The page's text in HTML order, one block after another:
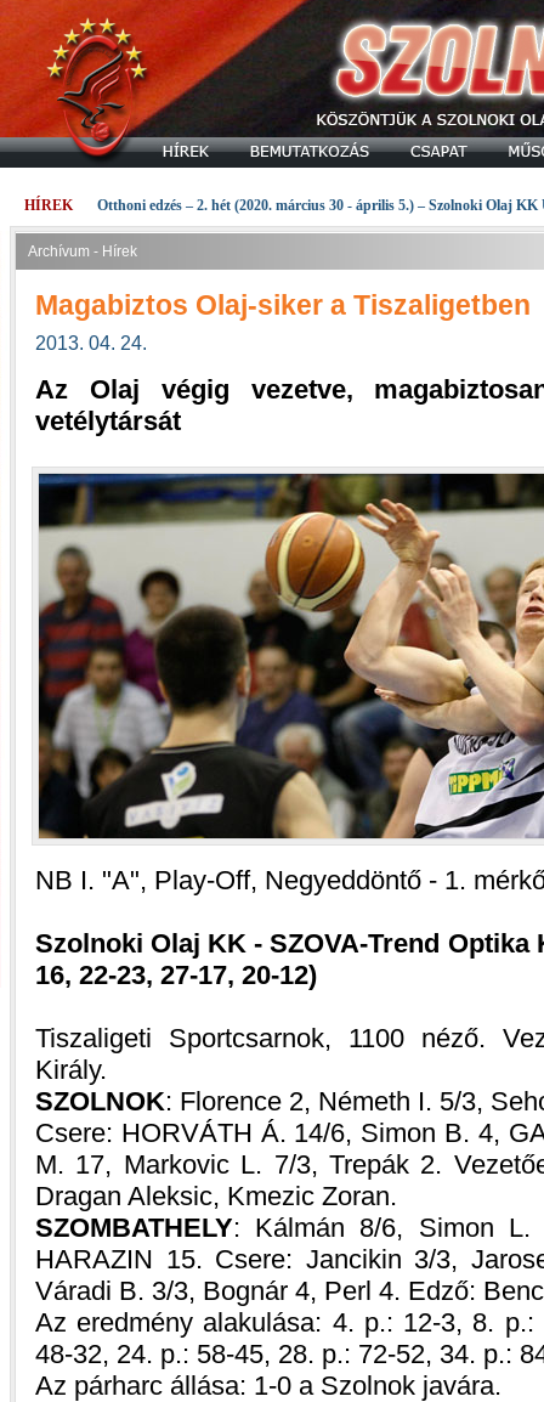
HÍREK Otthoni edzés – 2. hét (2020. március 30 - április 5.) – Szolnoki Olaj KK
Archívum - Hírek
Magabiztos Olaj-siker a Tiszaligetben
2013. 04. 24.
Az Olaj végig vezetve,
vetélytársát
NB I. "A", Play-Off, Negyeddöntő - 1.
Szolnoki Olaj KK - SZOVA-Trend Optika
16, 22-23, 27-17, 20-12)
Tiszaligeti Sportcsarnok, 1100 néző.
Király.
SZOLNOK: Florence 2, Németh I. 5/3,
Csere: HORVÁTH Á. 14/6, Simon B. 4,
M. 17, Markovic L. 7/3, Trepák 2.
Dragan Aleksic, Kmezic Zoran.
SZOMBATHELY: Kálmán 8/6, Simon
HARAZIN 15. Csere: Jancikin 3/3,
Váradi B. 3/3, Bognár 4, Perl 4. Edző:
Az eredmény alakulása: 4. p.: 12-3, 8.
48-32, 24. p.: 58-45, 28. p.: 72-52, 34. p.:
Az párharc állása: 1-0 a Szolnok javára.